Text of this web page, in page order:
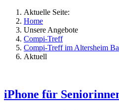
Aktuelle Seite:
Home
Unsere Angebote
Compi-Treff
Compi-Treff im Altersheim
Aktuell
iPhone für